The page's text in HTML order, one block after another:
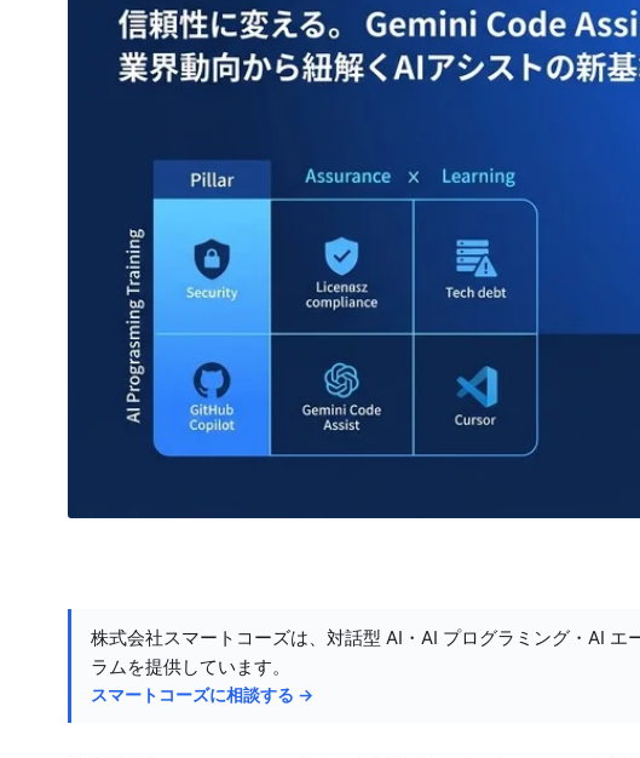
株式会社スマートコーズは、対話型 AI・AI プログラミング・AI
ラムを提供しています。
スマートコーズに相談する →